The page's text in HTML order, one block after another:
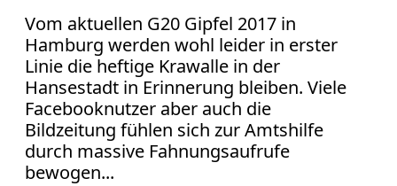
Vom aktuellen G20 Gipfel 2017 in
Hamburg werden wohl leider in erster
Linie die heftige Krawalle in der
Hansestadt in Erinnerung bleiben. Viele
Facebooknutzer aber auch die
Bildzeitung fühlen sich zur Amtshilfe
durch massive Fahnungsaufrufe
bewogen...